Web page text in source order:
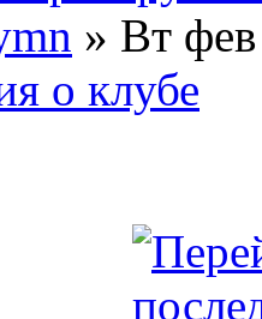
» Вт
о клубе